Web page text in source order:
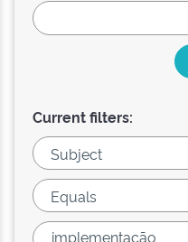
Current filters: